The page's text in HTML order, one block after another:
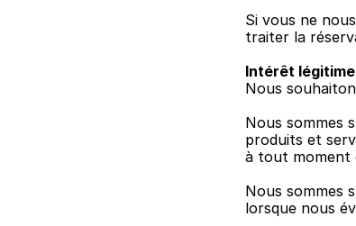
Si vous ne
traiter la
Intérêt légitime
Nous
Nous sommes
produits et
à tout moment
Nous sommes
lorsque nous